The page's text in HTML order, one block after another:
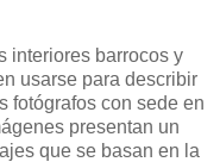
interiores barrocos y
usarse para describir
fotógrafos con sede en
presentan un
que se basan en la